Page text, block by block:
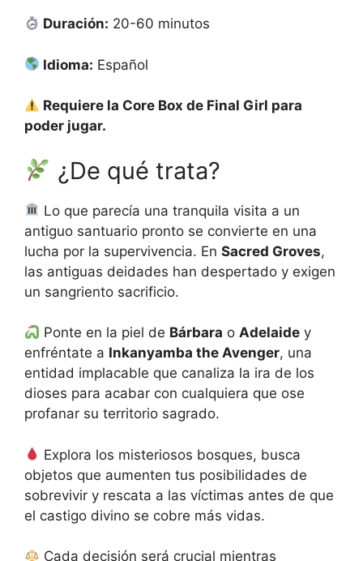
Duración: 20-60 minutos
Idioma: Español
Requiere la Core Box de Final Girl para
poder jugar.
¿De qué trata?
Lo que parecía una tranquila visita a un
antiguo santuario pronto se convierte en una
lucha por la supervivencia. En Sacred Groves,
las antiguas deidades han despertado y exigen
un sangriento sacrificio.
Ponte en la piel de Bárbara oAdelaide y
enfréntate a Inkanyamba the Avenger, una
entidad implacable que canaliza la ira de los
dioses para acabar con cualquiera que ose
profanar su territorio sagrado.
Explora los misteriosos bosques, busca
objetos que aumenten tus posibilidades de
sobrevivir y rescata a las víctimas antes de que
el castigo divino se cobre más vidas.
Cada decisión será crucial mientras